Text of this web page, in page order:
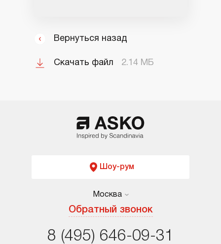
Вернуться назад
Скачать файл 2.14 МБ
Шоу-рум
Москва
Обратный звонок
Москва
8 (495) 646-09-31